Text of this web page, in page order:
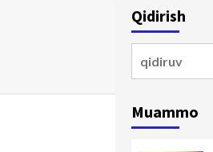
Qidirish
Muammo